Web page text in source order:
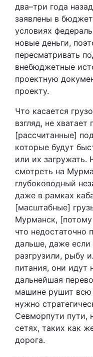
два–три года
заявлены в
условиях
новые деньги,
пересматривать
внебюджетные
проектную
проекту.
Что касается
взгляд, не хватает
[рассчитанные]
которые будут
или их загружать.
смотреть на
глубоководный
даже в рамках
[масштабные]
Мурманск, [потому
что недостаточно
дальше, даже
разгрузили, рыбу
питания, они идут
дальнейшая
машине рушит
нужно
Севморпути пути,
сетях, таких как
дорога.